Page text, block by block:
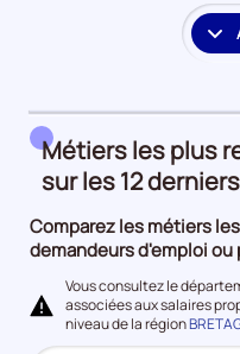
le
et
Métiers les plus
sur les 12
Comparez les métiers
demandeurs d'emploi ou
Vous consultez le
associées aux salaires
niveau de la région